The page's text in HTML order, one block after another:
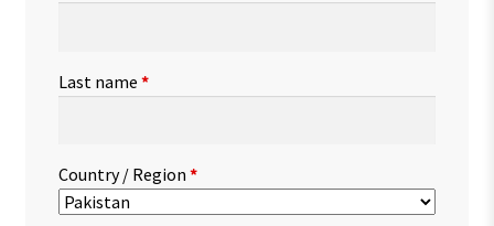
Last name *
Country / Region *